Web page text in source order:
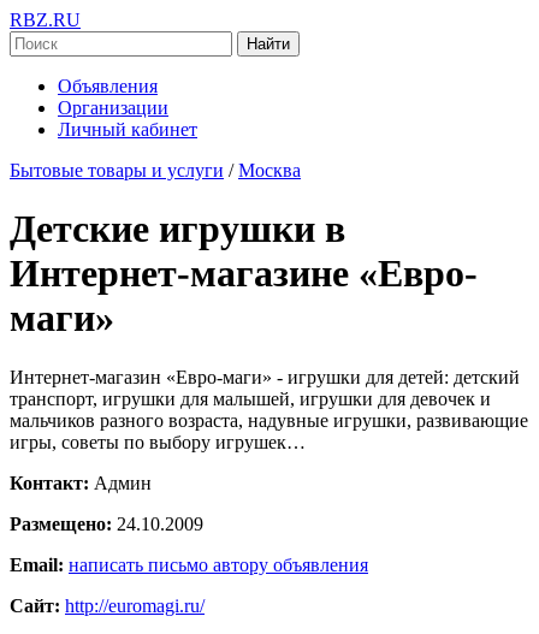
RBZ.RU
Найти
Объявления
Организации
Личный кабинет
Бытовые товары и услуги / Москва
Детские игрушки в
Интернет-магазине «Евро-
маги»
Интернет-магазин «Евро-маги» - игрушки для детей: детский
транспорт, игрушки для малышей, игрушки для девочек и
мальчиков разного возраста, надувные игрушки, развивающие
игры, советы по выбору игрушек…
Контакт: Админ
Размещено: 24.10.2009
Email: написать письмо автору объявления
Сайт: http://euromagi.ru/